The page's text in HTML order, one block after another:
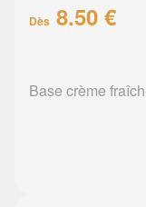
Dès 8.50 €
Base crème